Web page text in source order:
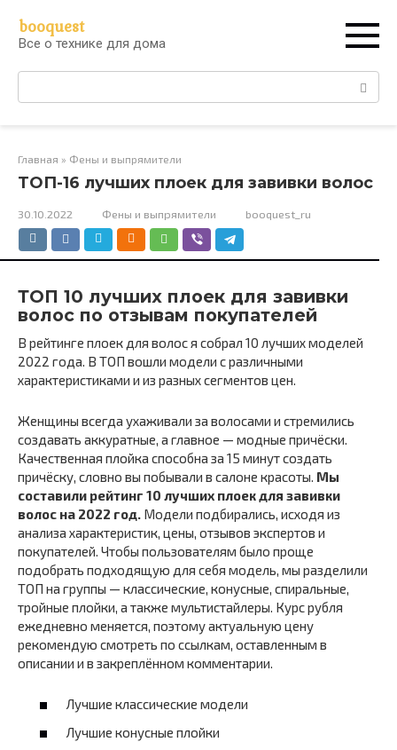
контенту
booquest
Все о технике для дома
Поиск:
Главная » Фены и выпрямители
ТОП-16 лучших плоек для завивки волос
30.10.2022 Фены и выпрямители booquest_ru
ТОП 10 лучших плоек для завивки
волос по отзывам покупателей
В рейтинге плоек для волос я собрал 10 лучших моделей
2022 года. В ТОП вошли модели с различными
характеристиками и из разных сегментов цен.
Женщины всегда ухаживали за волосами и стремились
создавать аккуратные, а главное — модные причёски.
Качественная плойка способна за 15 минут создать
причёску, словно вы побывали в салоне красоты. Мы
составили рейтинг 10 лучших плоек для завивки
волос на 2022 год. Модели подбирались, исходя из
анализа характеристик, цены, отзывов экспертов и
покупателей. Чтобы пользователям было проще
подобрать подходящую для себя модель, мы разделили
ТОП на группы — классические, конусные, спиральные,
тройные плойки, а также мультистайлеры. Курс рубля
ежедневно меняется, поэтому актуальную цену
рекомендую смотреть по ссылкам, оставленным в
описании и в закреплённом комментарии.
Лучшие классические модели
Лучшие конусные плойки